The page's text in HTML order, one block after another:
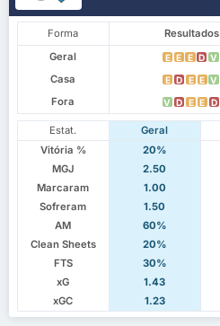
Forma Resultados
Geral
E E E D V
Casa E D E E V
Fora V D E E D
Estat. Geral
Vitória %
20%
MGJ
2.50
Marcaram
1.00
Sofreram
1.50
AM
60%
Clean Sheets
20%
FTS
30%
xG
1.43
xGC
1.23